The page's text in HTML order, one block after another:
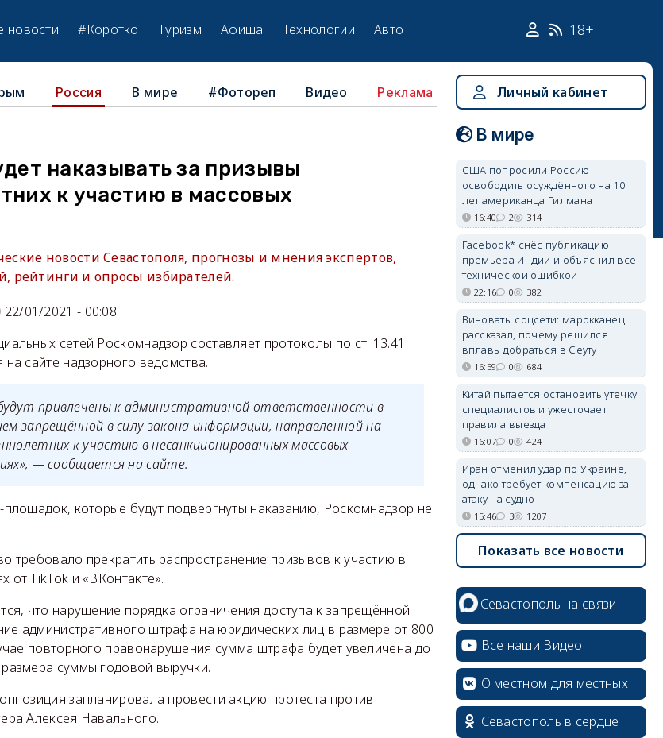
новости #Коротко Туризм Афиша Технологии Авто 18+
Россия В мире #Фотореп Видео Реклама
наказывать за призывы
к участию в массовых
новости Севастополя, прогнозы и мнения экспертов,
рейтинги и опросы избирателей.
22/01/2021 - 00:08
сетей Роскомнадзор составляет протоколы по ст. 13.41
сайте надзорного ведомства.
привлечены к административной ответственности в
запрещённой в силу закона информации, направленной на
к участию в несанкционированных массовых
— сообщается на сайте.
которые будут подвергнуты наказанию, Роскомнадзор не
требовало прекратить распространение призывов к участию в
от TikTok и «ВКонтакте».
что нарушение порядка ограничения доступа к запрещённой
административного штрафа на юридических лиц в размере от 800
повторного правонарушения сумма штрафа будет увеличена до
суммы годовой выручки.
запланировала провести акцию протеста против
Алексея Навального.
Личный кабинет
В мире
США попросили Россию
освободить осуждённого на 10
лет американца Гилмана
16:40 2 314
Facebook* снёс публикацию
премьера Индии и объяснил всё
технической ошибкой
22:16 0 382
Виноваты соцсети: марокканец
рассказал, почему решился
вплавь добраться в Сеуту
16:59 0 684
Китай пытается остановить утечку
специалистов и ужесточает
правила выезда
16:07 0 424
Иран отменил удар по Украине,
однако требует компенсацию за
атаку на судно
15:46 3 1207
Показать все новости
Севастополь на связи
Все наши Видео
О местном для местных
Севастополь в сердце